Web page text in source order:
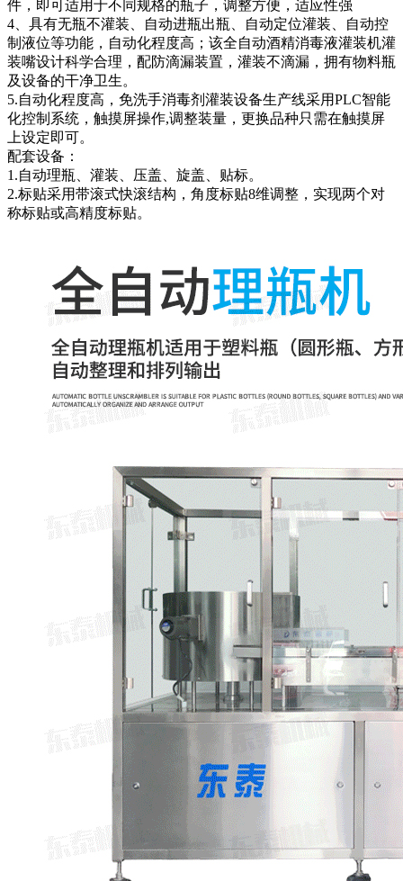
件，即可适用于不同规格的瓶子，调整方便，适应性强
4、具有无瓶不灌装、自动进瓶出瓶、自动定位灌装、自动控
制液位等功能，自动化程度高；该全自动酒精消毒液灌装机灌
装嘴设计科学合理，配防滴漏装置，灌装不滴漏，拥有物料瓶
及设备的干净卫生。
5.自动化程度高，免洗手消毒剂灌装设备生产线采用PLC智能
化控制系统，触摸屏操作,调整装量，更换品种只需在触摸屏
上设定即可。
配套设备：
1.自动理瓶、灌装、压盖、旋盖、贴标。
2.标贴采用带滚式快滚结构，角度标贴8维调整，实现两个对
称标贴或高精度标贴。